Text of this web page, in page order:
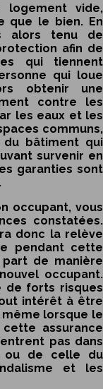
logement vide,
que le bien. En
alors tenu de
afin de
qui tiennent
qui loue
obtenir une
contre les
les eaux et les
communs,
du bâtiment qui
survenir en
garanties sont
occupant, vous
constatées.
donc la relève
pendant cette
de manière
occupant.
de forts risques
intérêt à être
lorsque le
assurance
pas dans
ou de celle du
et les